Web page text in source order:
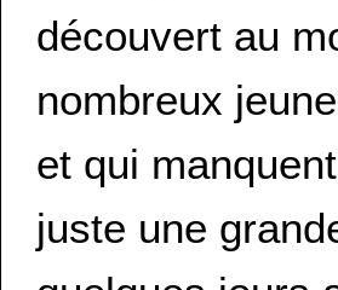
découvert au
nombreux
et qui
juste une